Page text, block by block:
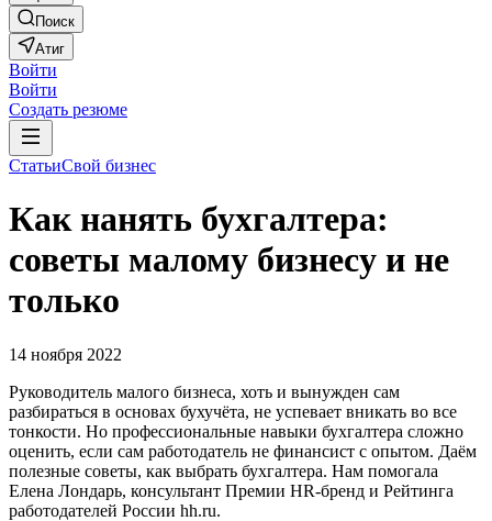
Поиск
Атиг
Войти
Войти
Создать резюме
СтатьиСвой бизнес
Как нанять бухгалтера:
советы малому бизнесу и не
только
14 ноября 2022
Руководитель малого бизнеса, хоть и вынужден сам
разбираться в основах бухучёта, не успевает вникать во все
тонкости. Но профессиональные навыки бухгалтера сложно
оценить, если сам работодатель не финансист с опытом. Даём
полезные советы, как выбрать бухгалтера. Нам помогала
Елена Лондарь, консультант Премии HR-бренд и Рейтинга
работодателей России hh.ru.